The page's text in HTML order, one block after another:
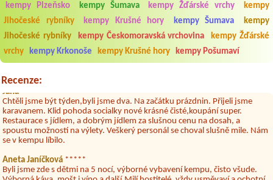
kempy Plzeňsko kempy Šumava kempy Žďárské vrchy
kempy
Jihočeské rybníky
kempy Krušné hory kempy Šumava
kempy
Jihočeské rybníky
kempy Českomoravská vrchovina
kempy Žďárské
vrchy
kempy Krkonoše kempy Krušné hory kempy Pošumaví
Recenze:
Byli jsme zde v týdnu od 25.7. do 1.8. 2026. Kemp jako takový je pěkný.
V umývárně i na WC bylo vždy čisto, doplněný papír i utěrky, což při
množství návštěvníků není samozřejmost. V kempu je obchod a
restaurace, kebab a další občerstvení. Co nás ale velice zklamalo byl
celodenní hluk z repráků u stanů a absolutní bezohlednost ostatních
ubytovaných. Přes den jsem si připadala jak na pouti- z každého koutu
Jana *****
Chtěli jsme být týden,byli jsme dva. Na začátku prázdnin. Přijeli jsme
karavanem. Klid pohoda socialky nové krásné čisté,koupání super.
Restaurace s jídlem, a dobrým jídlem za slušnou cenu na dosah, a
spoustu možností na výlety. Veškerý personál se choval slušně mile. Nám
se v kempu líbilo.
Aneta Janíčková *****
Byli jsme zde s dětmi na 5 nocí, výborné vybavení kempu, čisto všude.
Výborná káva, mošt i víno a další.Milí hostitelé, vždy usměvaví a ochotní,